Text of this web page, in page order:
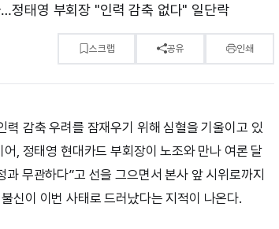
정태영 부회장 "인력 감축 없다" 일단락
스크랩 공유 인쇄
감축 우려를 잠재우기 위해 심혈을 기울이고 있
, 정태영 현대카드 부회장이 노조와 만나 여론 달
무관하다”고 선을 그으면서 본사 앞 시위로까지
신이 이번 사태로 드러났다는 지적이 나온다.